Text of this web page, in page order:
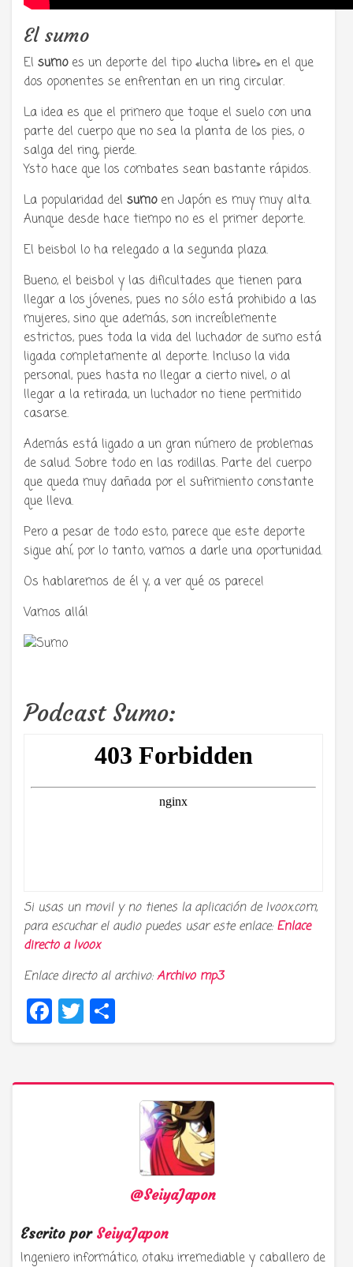
El sumo
El sumoes un deporte del tipo «lucha libre» en el que
dos oponentes se enfrentan en un ring circular.
La idea es que el primero que toque el suelo con una
parte del cuerpo que no sea la planta de los pies, o
salga del ring, pierde.
Ysto hace que los combates sean bastante rápidos.
La popularidad del sumoen Japón es muy muy alta.
Aunque desde hace tiempo no es el primer deporte.
El beisbol lo ha relegado a la segunda plaza.
Bueno, el beisbol y las dificultades que tienen para
llegar a los jóvenes, pues no sólo está prohibido a las
mujeres, sino que además, son increíblemente
estrictos, pues toda la vida del luchador de sumo está
ligada completamente al deporte. Incluso la vida
personal, pues hasta no llegar a cierto nivel, o al
llegar a la retirada, un luchador no tiene permitido
casarse.
Además está ligado a un gran número de problemas
de salud. Sobre todo en las rodillas. Parte del cuerpo
que queda muy dañada por el sufrimiento constante
que lleva.
Pero a pesar de todo esto, parece que este deporte
sigue ahí, por lo tanto, vamos a darle una oportunidad.
Os hablaremos de él y, a ver qué os parece!
Vamos allá!
Podcast Sumo:
Si usas un movil y no tienes la aplicación de Ivoox.com,
para escuchar el audio puedes usar este enlace: Enlace
directo aIvoox
Enlace directo al archivo:Archivo mp3
Facebook
Twitter
@SeiyaJapon
Escrito por SeiyaJapon
Ingeniero informático, otaku irremediable y caballero de